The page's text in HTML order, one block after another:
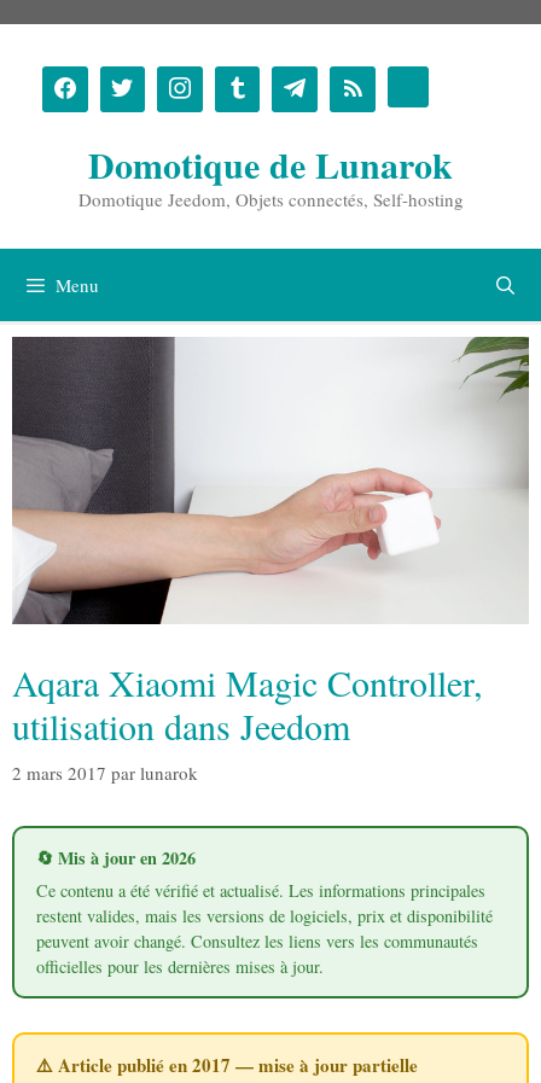
contenu
Domotique de Lunarok
Domotique Jeedom, Objets connectés, Self-hosting
Menu
Aqara Xiaomi Magic Controller,
utilisation dans Jeedom
2 mars 2017 par lunarok
🔄 Mis à jour en 2026
Ce contenu a été vérifié et actualisé. Les informations principales
restent valides, mais les versions de logiciels, prix et disponibilité
peuvent avoir changé. Consultez les liens vers les communautés
officielles pour les dernières mises à jour.
⚠️ Article publié en 2017 — mise à jour partielle